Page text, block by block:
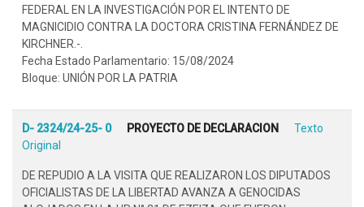
FEDERAL EN LA INVESTIGACIÓN POR EL INTENTO DE
MAGNICIDIO CONTRA LA DOCTORA CRISTINA FERNÁNDEZ DE
KIRCHNER.-.
Fecha Estado Parlamentario: 15/08/2024
Bloque: UNIÓN POR LA PATRIA
D- 2324/24-25- 0 PROYECTO DE DECLARACION
Texto
Original
DE REPUDIO A LA VISITA QUE REALIZARON LOS DIPUTADOS
OFICIALISTAS DE LA LIBERTAD AVANZA A GENOCIDAS